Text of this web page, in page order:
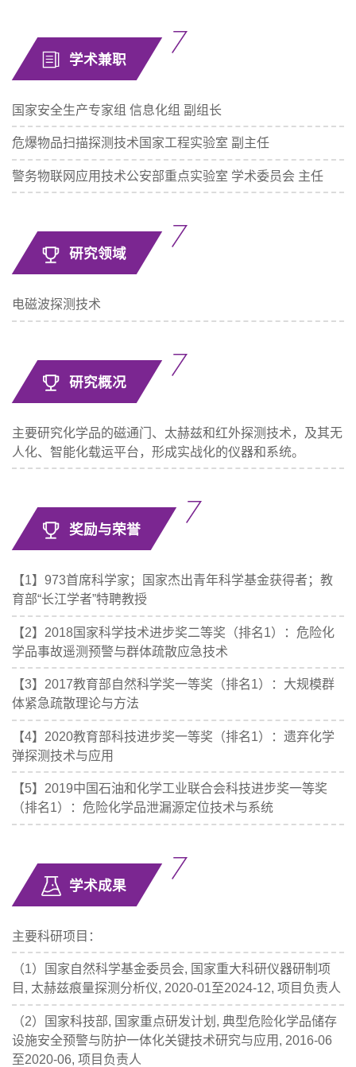
学术兼职
国家安全生产专家组 信息化组 副组长
危爆物品扫描探测技术国家工程实验室 副主任
警务物联网应用技术公安部重点实验室 学术委员会 主任
研究领域
电磁波探测技术
研究概况
主要研究化学品的磁通门、太赫兹和红外探测技术，及其无
人化、智能化载运平台，形成实战化的仪器和系统。
奖励与荣誉
【1】973首席科学家；国家杰出青年科学基金获得者；教
育部“长江学者”特聘教授
【2】2018国家科学技术进步奖二等奖（排名1）：危险化
学品事故遥测预警与群体疏散应急技术
【3】2017教育部自然科学奖一等奖（排名1）：大规模群
体紧急疏散理论与方法
【4】2020教育部科技进步奖一等奖（排名1）：遗弃化学
弹探测技术与应用
【5】2019中国石油和化学工业联合会科技进步奖一等奖
（排名1）：危险化学品泄漏源定位技术与系统
学术成果
主要科研项目：
（1）国家自然科学基金委员会, 国家重大科研仪器研制项
目, 太赫兹痕量探测分析仪, 2020-01至2024-12, 项目负责人
（2）国家科技部, 国家重点研发计划, 典型危险化学品储存
设施安全预警与防护一体化关键技术研究与应用, 2016-06
至2020-06, 项目负责人